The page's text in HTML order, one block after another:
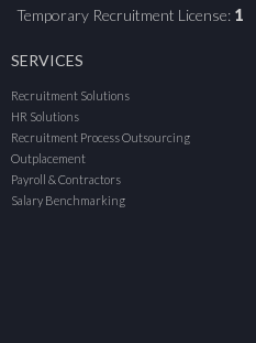
Temporary Recruitment License: 1
SERVICES
Recruitment Solutions
HR Solutions
Recruitment Process Outsourcing
Outplacement
Payroll & Contractors
Salary Benchmarking